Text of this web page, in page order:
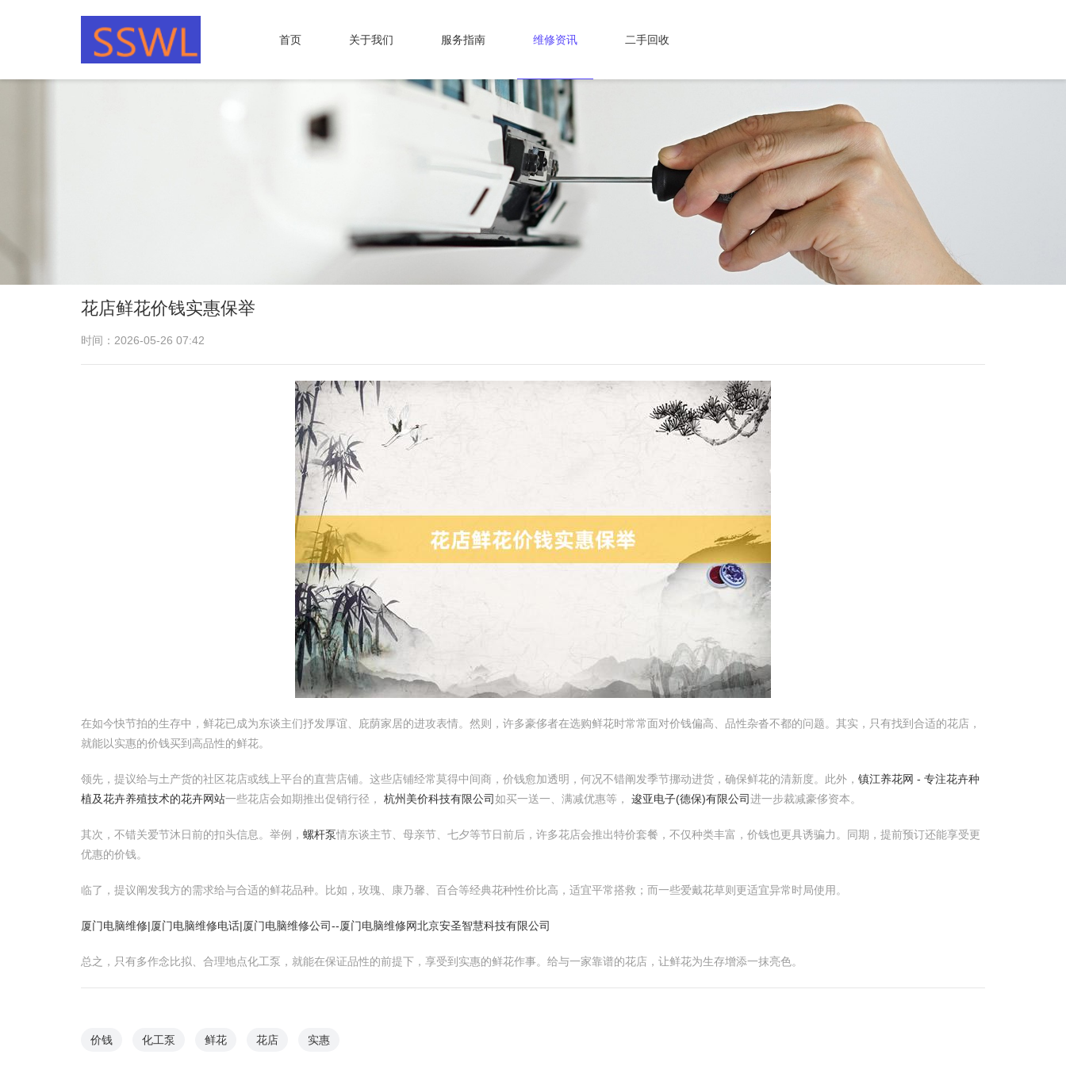
首页 关于我们 服务指南 维修资讯 二手回收
花店鲜花价钱实惠保举
时间：2026-05-26 07:42
在如今快节拍的生存中，鲜花已成为东谈主们抒发厚谊、庇荫家居的进攻表情。然则，许多豪侈者在选购鲜花时常常面对价钱偏高、品性杂沓不都的问题。其实，只有找到合适的花店，
就能以实惠的价钱买到高品性的鲜花。
领先，提议给与土产货的社区花店或线上平台的直营店铺。这些店铺经常莫得中间商，价钱愈加透明，何况不错阐发季节挪动进货，确保鲜花的清新度。此外， 镇江养花网 - 专注花卉种
植及花卉养殖技术的花卉网站一些花店会如期推出促销行径， 杭州美价科技有限公司如买一送一、满减优惠等， 逡亚电子(德保)有限公司进一步裁减豪侈资本。
其次，不错关爱节沐日前的扣头信息。举例， 螺杆泵情东谈主节、母亲节、七夕等节日前后，许多花店会推出特价套餐，不仅种类丰富，价钱也更具诱骗力。同期，提前预订还能享受更
优惠的价钱。
临了，提议阐发我方的需求给与合适的鲜花品种。比如，玫瑰、康乃馨、百合等经典花种性价比高，适宜平常搭救；而一些爱戴花草则更适宜异常时局使用。
厦门电脑维修|厦门电脑维修电话|厦门电脑维修公司--厦门电脑维修网北京安圣智慧科技有限公司
总之，只有多作念比拟、合理地点化工泵，就能在保证品性的前提下，享受到实惠的鲜花作事。给与一家靠谱的花店，让鲜花为生存增添一抹亮色。
价钱 化工泵 鲜花 花店 实惠